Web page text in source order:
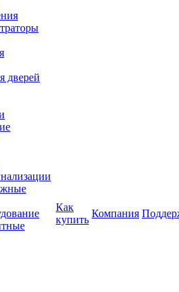
дверей
Как
купить
Компания